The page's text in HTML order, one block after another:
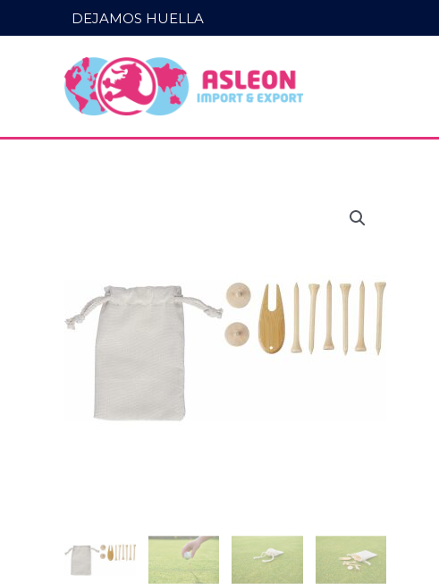
al
DEJAMOS HUELLA